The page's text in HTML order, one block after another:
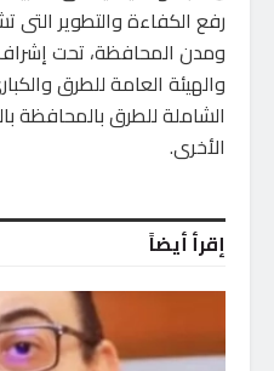
رفع الكفاءة والتطوير
ومدن المحافظة، تحت
والهيئة العامة للطرق
الشاملة للطرق بالمحافظة
الأخرى.
إقرأ أيضاً